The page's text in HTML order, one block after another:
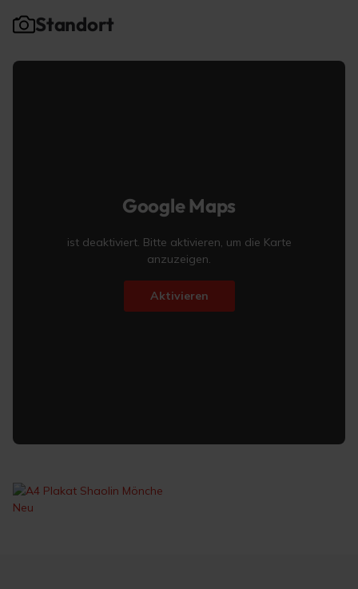
Standort
Google Maps
ist deaktiviert. Bitte aktivieren, um die Karte
anzuzeigen.
Aktivieren